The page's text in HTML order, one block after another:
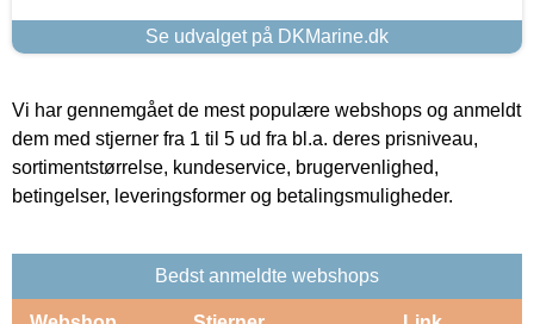
Se udvalget på DKMarine.dk
Vi har gennemgået de mest populære webshops og anmeldt
dem med stjerner fra 1 til 5 ud fra bl.a. deres prisniveau,
sortimentstørrelse, kundeservice, brugervenlighed,
betingelser, leveringsformer og betalingsmuligheder.
Bedst anmeldte webshops